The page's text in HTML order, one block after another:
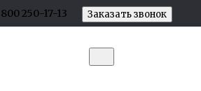
250-17-13 Заказать звонок